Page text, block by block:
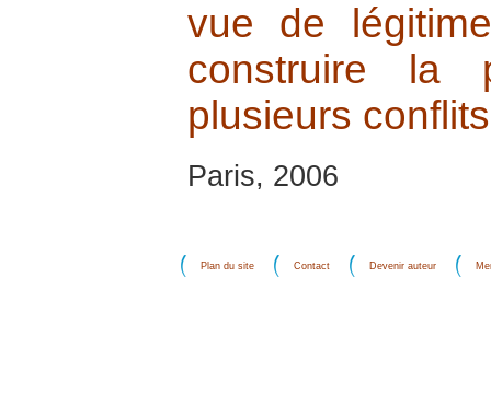
vue de
construire la
plusieurs
Paris, 2006
Plan du site Contact Devenir auteur